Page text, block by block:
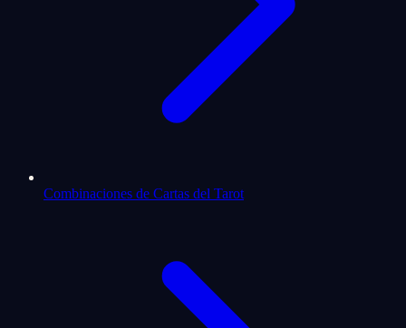
Combinaciones de Cartas del Tarot